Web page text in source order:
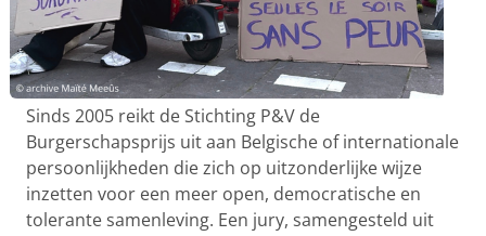
Sinds 2005 reikt de Stichting P&V de
Burgerschapsprijs uit aan Belgische of internationale
persoonlijkheden die zich op uitzonderlijke wijze
inzetten voor een meer open, democratische en
tolerante samenleving. Een jury, samengesteld uit